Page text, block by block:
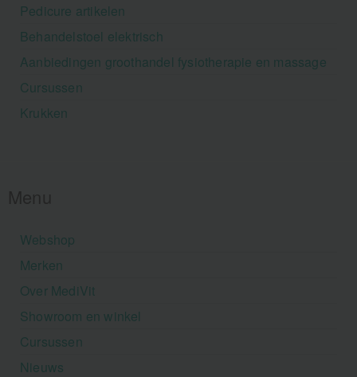
Pedicure artikelen
Behandelstoel elektrisch
Aanbiedingen groothandel fysiotherapie en massage
Cursussen
Krukken
Webshop
Merken
Over MediVit
Showroom en winkel
Cursussen
Nieuws